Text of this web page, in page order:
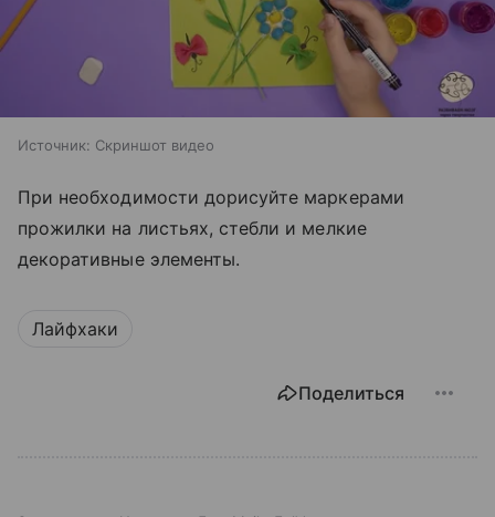
Источник: Скриншот видео
При необходимости дорисуйте маркерами
прожилки на листьях, стебли и мелкие
декоративные элементы.
Лайфхаки
Поделиться